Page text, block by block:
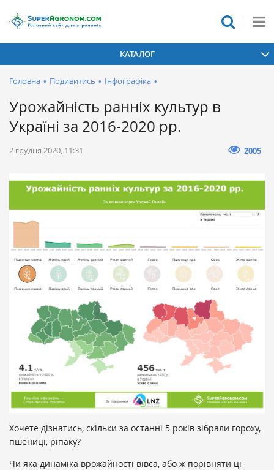
КАТАЛОГ
Головна • Подивитись • Інфографіка •
Урожайність ранніх культур в
Україні за 2016-2020 рр.
2 грудня 2020, 11:31 2005
Хочете дізнатись, скільки за останні 5 років зібрали гороху,
пшениці, ріпаку?
Чи яка динаміка врожайності вівса, або ж порівняти ці